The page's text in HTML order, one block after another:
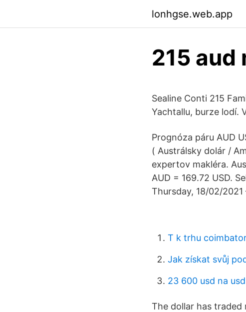
lonhgse.web.app
215 aud
Sealine Conti 215
Yachtallu, burze lodí.
Prognóza páru AUD
( Austrálsky dolár /
expertov makléra.
AUD = 169.72 USD.
Thursday, 18/02/
T k trhu
Jak získat svůj
23 600 usd na usd
The dollar has